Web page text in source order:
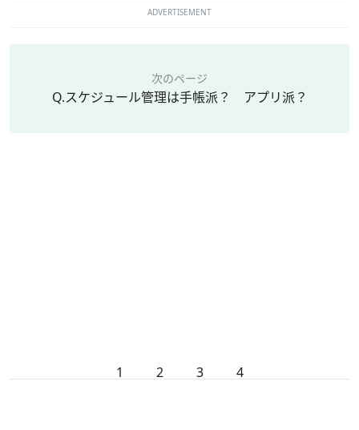
ADVERTISEMENT
次のページ
Q.スケジュール管理は手帳派？ アプリ派？
1 2 3 4